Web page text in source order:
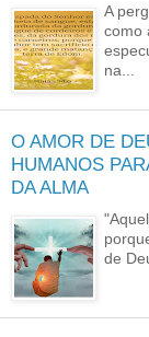
A
como
na...
O AMOR DE
HUMANOS
DA ALMA
de